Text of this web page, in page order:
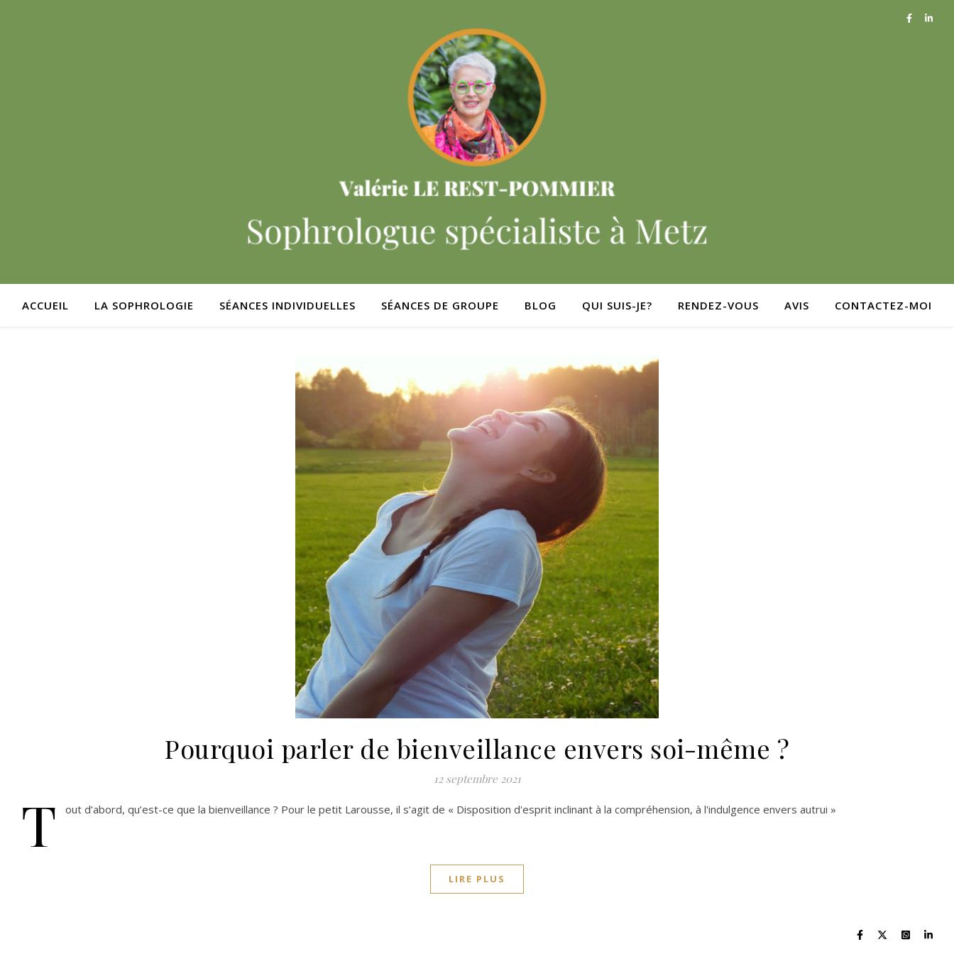
ACCUEIL LA SOPHROLOGIE SÉANCES INDIVIDUELLES SÉANCES DE GROUPE BLOG QUI SUIS-JE? RENDEZ-VOUS AVIS CONTACTEZ-MOI
Pourquoi parler de bienveillance envers soi-même ?
12 septembre 2021
T out d’abord, qu’est-ce que la bienveillance ? Pour le petit Larousse, il s’agit de « Disposition d'esprit inclinant à la compréhension, à l'indulgence envers autrui »
LIRE PLUS